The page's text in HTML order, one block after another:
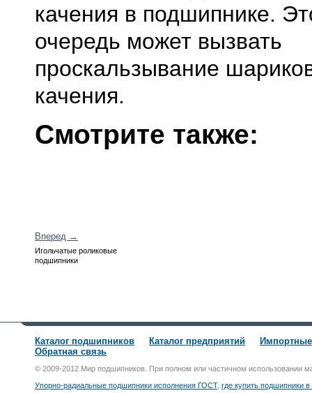
качения в подшипнике.
очередь может вызвать
проскальзывание
качения.
Смотрите также:
Вперед →
Игольчатые роликовые
подшипники
Каталог подшипников Каталог предприятий
Обратная связь
© 2009-2012 Мир подшипников. При полном или частичном использовании
Упорно-радиальные подшипники исполнения ГОСТ, где купить подшипники в